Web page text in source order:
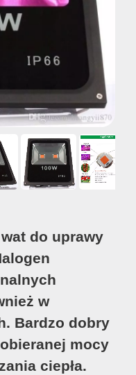
do uprawy
w
Bardzo dobry
mocy
ciepła.